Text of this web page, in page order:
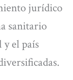
jurídico
sanitario
el país